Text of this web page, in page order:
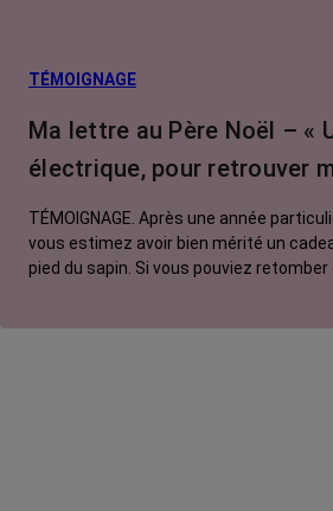
TÉMOIGNAGE
Ma lettre au Père Noël – «
électrique, pour retrouver
TÉMOIGNAGE. Après une année
vous estimez avoir bien mérité un
pied du sapin. Si vous pouviez